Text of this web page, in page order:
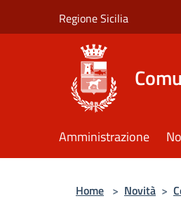
Regione Sicilia
Amministrazione
Home > Novità >